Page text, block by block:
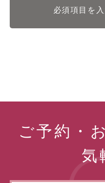
ご予約・
気